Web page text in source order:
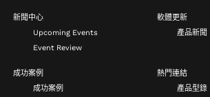
新聞中心
Upcoming Events
Event Review
軟體更新
產品新聞
成功案例
成功案例
熱門連結
產品型錄